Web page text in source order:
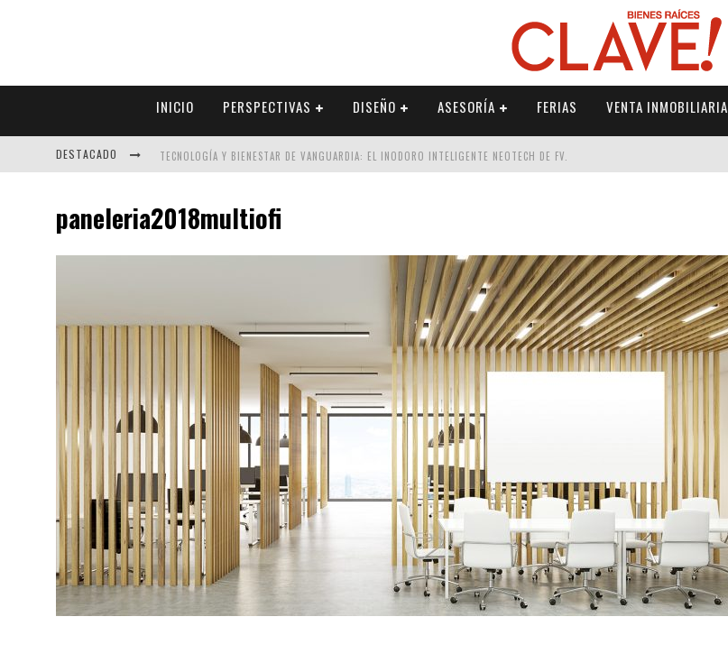
INICIO PERSPECTIVAS DISEÑO ASESORÍA FERIAS VENTA INMOBILIARIA
DESTACADO TECNOLOGÍA Y BIENESTAR DE VANGUARDIA: EL INODORO INTELIGENTE NEOTECH DE FV.
ALEXANDRA BEDOYA – LA CONSTANCIA DETRÁS DE LA PALETERÍA
EL DESPERTAR DE LA CALIDEZ: ACABADOS DORADOS DE FV PARA ELEVAR TU ESPACIO
paneleria2018multiofi
SAINT-GOBAIN IMPTEK – XI CONVENCIÓN